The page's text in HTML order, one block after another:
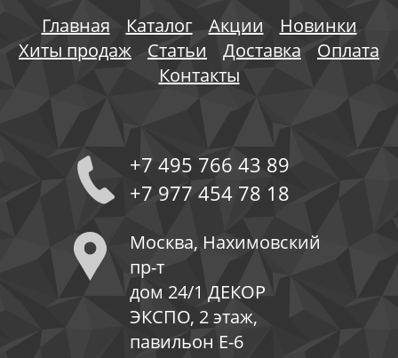
Главная Каталог Акции
Новинки
Хиты продаж
Статьи Доставка
Оплата
Контакты
+7 495 766 43 89
+7 977 454 78 18
Москва, Нахимовский
пр-т
дом 24/1 ДЕКОР
ЭКСПО, 2 этаж,
павильон Е-6